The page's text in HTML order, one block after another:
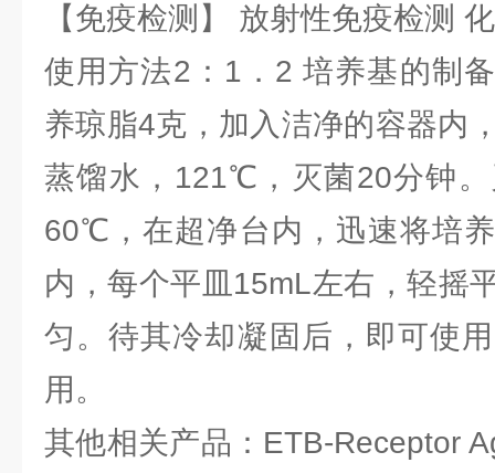
【免疫检测】 放射性免疫检测
使用方法2：1．2 培养基的制
养琼脂4克，加入洁净的容器内
蒸馏水，121℃，灭菌20分钟
60℃，在超净台内，迅速将培
内，每个平皿15mL左右，轻摇
匀。待其冷却凝固后，即可使
用。
其他相关产品：ETB-Receptor